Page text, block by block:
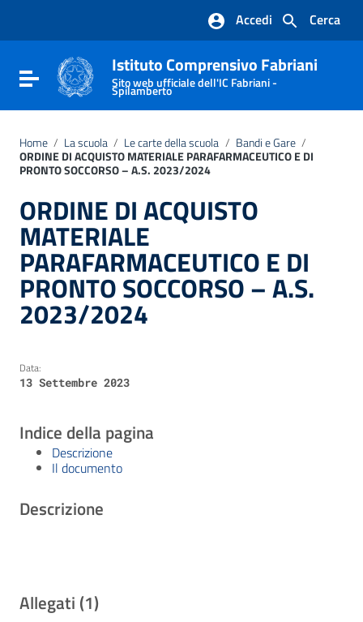
Vai al footer
Cerca
Accedi
Attiva / disattiva la navigazione
Istituto Comprensivo Fabriani
Sito web ufficiale dell'IC Fabriani -
Spilamberto
Home / La scuola / Le carte della scuola / Bandi e Gare /
ORDINE DI ACQUISTO MATERIALE PARAFARMACEUTICO E DI
PRONTO SOCCORSO – A.S. 2023/2024
ORDINE DI ACQUISTO
MATERIALE
PARAFARMACEUTICO E DI
PRONTO SOCCORSO – A.S.
2023/2024
Data:
13 Settembre 2023
Indice della pagina
Descrizione
Il documento
Descrizione
Allegati (1)